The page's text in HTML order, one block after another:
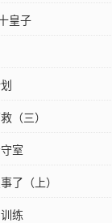
皇子
（三）
室
了（上）
练